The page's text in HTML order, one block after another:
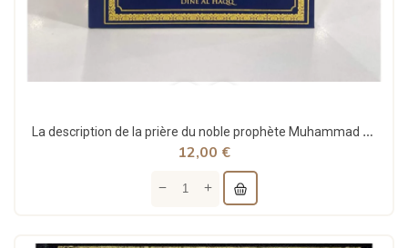
La description de la prière du noble prophète Muhammad - Taqi ud-Din al-Hilali - Dine Al Haqq
12,00 €